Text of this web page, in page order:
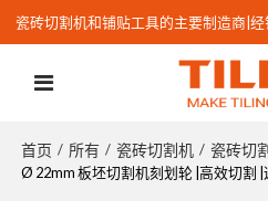
瓷砖切割机和铺贴工具的主要制造商|经
首页 / 所有 / 瓷砖切割机 / 瓷砖切
Ø 22mm 板坯切割机刻划轮 |高效切割